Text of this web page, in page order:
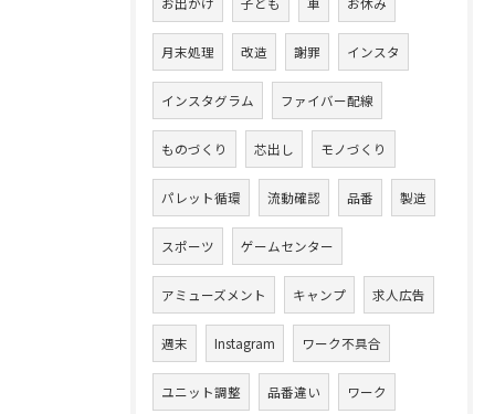
月末処理 改造 謝罪 インスタ
インスタグラム ファイバー配線
ものづくり 芯出し モノづくり
パレット循環 流動確認 品番 製造
スポーツ ゲームセンター
アミューズメント キャンプ 求人広告
週末 Instagram ワーク不具合
ユニット調整 品番違い ワーク